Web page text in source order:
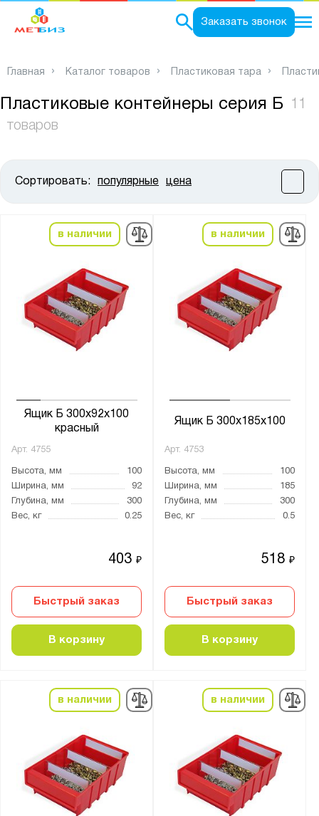
Заказать звонок
Главная Каталог товаров Пластиковая тара
Пластиковые контейнеры серия Б
11
товаров
Сортировать: популярные цена
в наличии
Ящик Б 300x92x100
красный
Арт. 4755
Высота, мм
100
Ширина, мм
92
Глубина, мм
300
Вес, кг
0.25
403₽
Быстрый заказ
В корзину
в наличии
Ящик Б 300х185х100
Арт. 4753
Высота, мм
100
Ширина, мм
185
Глубина, мм
300
Вес, кг
0.5
518₽
Быстрый заказ
В корзину
в наличии в наличии
до
Ширина, мм:
от до
Толщина:
Цвет:
Красный
Светло-серый (RAL 7035)
Антистатический:
Материал:
Полипропилен